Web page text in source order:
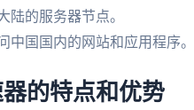
陆的服务器节点。
中国国内的网站和应用程序。
的特点和优势